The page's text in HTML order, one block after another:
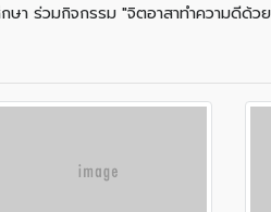
ษา ร่วมกิจกรรม "จิตอาสาทำความดีด้